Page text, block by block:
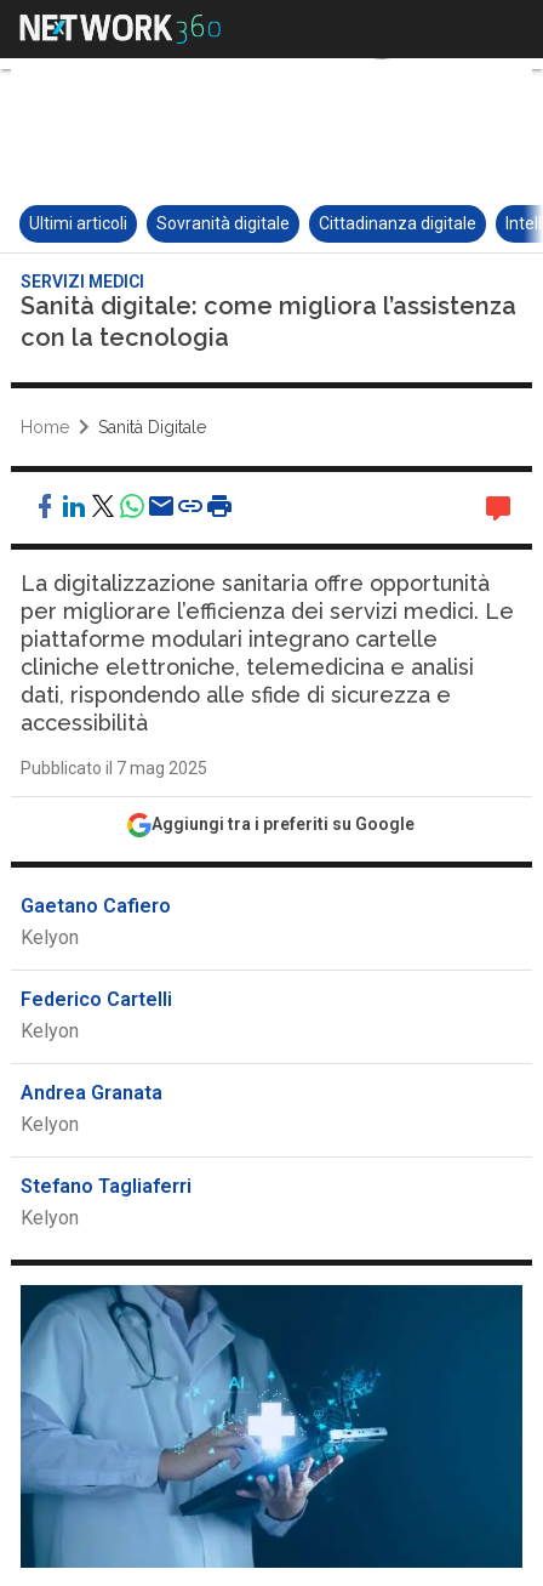
Ultimi articoli Sovranità digitale Cittadinanza digitale
SERVIZI MEDICI
Sanità digitale: come migliora l’assistenza
con la tecnologia
Home Sanità Digitale
La digitalizzazione sanitaria offre opportunità
per migliorare l’efficienza dei servizi medici. Le
piattaforme modulari integrano cartelle
cliniche elettroniche, telemedicina e analisi
dati, rispondendo alle sfide di sicurezza e
accessibilità
Pubblicato il 7 mag 2025
Aggiungi tra i preferiti su Google
Gaetano Cafiero
Kelyon
Federico Cartelli
Kelyon
Andrea Granata
Kelyon
Stefano Tagliaferri
Kelyon